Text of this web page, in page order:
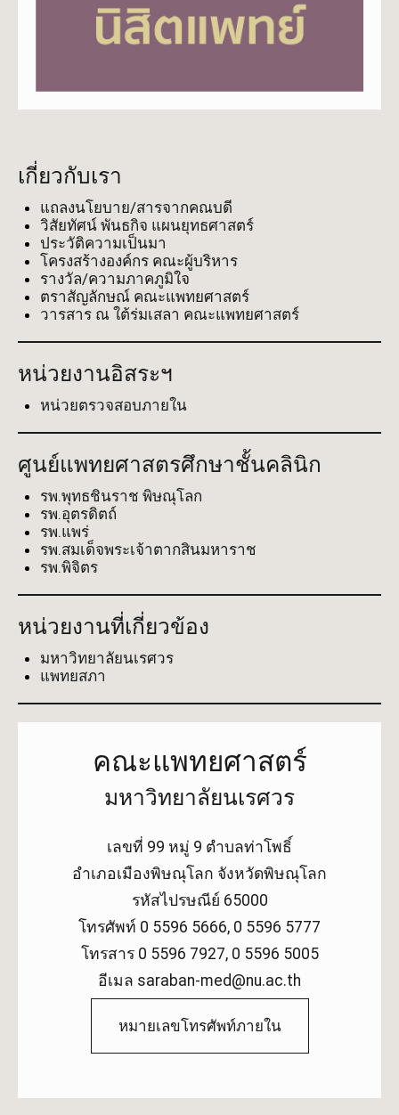
เกี่ยวกับเรา
แถลงนโยบาย/สารจากคณบดี
วิสัยทัศน์ พันธกิจ แผนยุทธศาสตร์
ประวัติความเป็นมา
โครงสร้างองค์กร คณะผู้บริหาร
รางวัล/ความภาคภูมิใจ
ตราสัญลักษณ์ คณะแพทยศาสตร์
วารสาร ณ ใต้ร่มเสลา คณะแพทยศาสตร์
หน่วยงานอิสระฯ
หน่วยตรวจสอบภายใน
ศูนย์แพทยศาสตรศึกษาชั้นคลินิก
รพ.พุทธชินราช พิษณุโลก
รพ.อุตรดิตถ์
รพ.แพร่
รพ.สมเด็จพระเจ้าตากสินมหาราช
รพ.พิจิตร
หน่วยงานที่เกี่ยวข้อง
มหาวิทยาลัยนเรศวร
แพทยสภา
คณะแพทยศาสตร์
มหาวิทยาลัยนเรศวร
เลขที่ 99 หมู่ 9 ตำบลท่าโพธิ์
อำเภอเมืองพิษณุโลก จังหวัดพิษณุโลก
รหัสไปรษณีย์ 65000
โทรศัพท์ 0 5596 5666, 0 5596 5777
โทรสาร 0 5596 7927, 0 5596 5005
อีเมล saraban-med@nu.ac.th
หมายเลขโทรศัพท์ภายใน